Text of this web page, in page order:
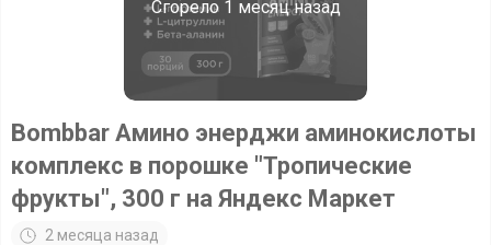
Сгорело 1 месяц назад
Bombbar Амино энерджи аминокислоты
комплекс в порошке "Тропические
фрукты", 300 г на Яндекс Маркет
2 месяца назад